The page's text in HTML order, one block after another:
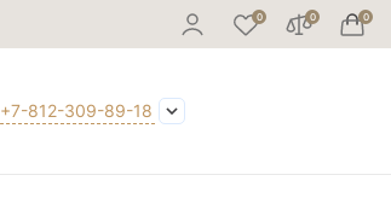
+7-812-309-89-18